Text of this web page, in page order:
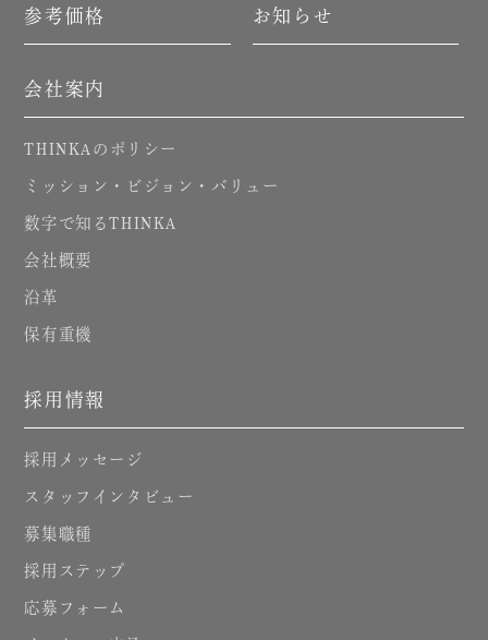
参考価格 お知らせ
会社案内
THINKA のポリシー
ミッション・ビジョン・バリュー
数字で知るTHINKA
会社概要
沿革
保有重機
採用情報
採用メッセージ
スタッフインタビュー
募集職種
採用ステップ
応募フォーム